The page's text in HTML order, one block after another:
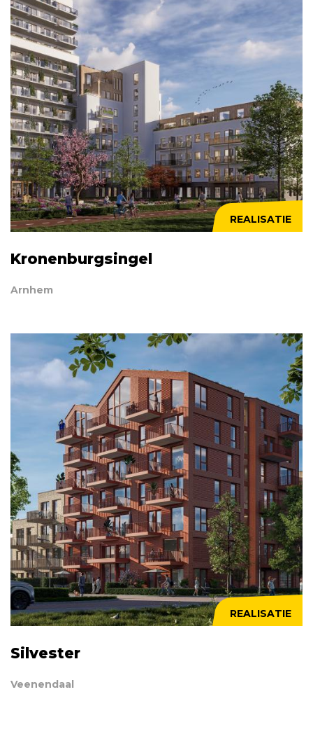
REALISATIE
Kronenburgsingel
Arnhem
REALISATIE
Silvester
Veenendaal